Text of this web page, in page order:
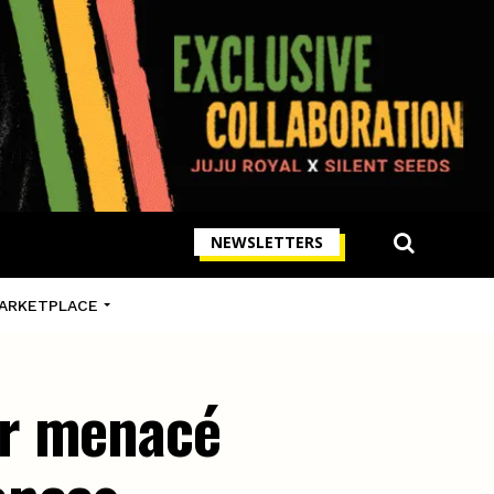
NEWSLETTERS
menacé